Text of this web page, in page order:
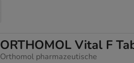
ORTHOMOL Vital F
Orthomol pharmazeutische